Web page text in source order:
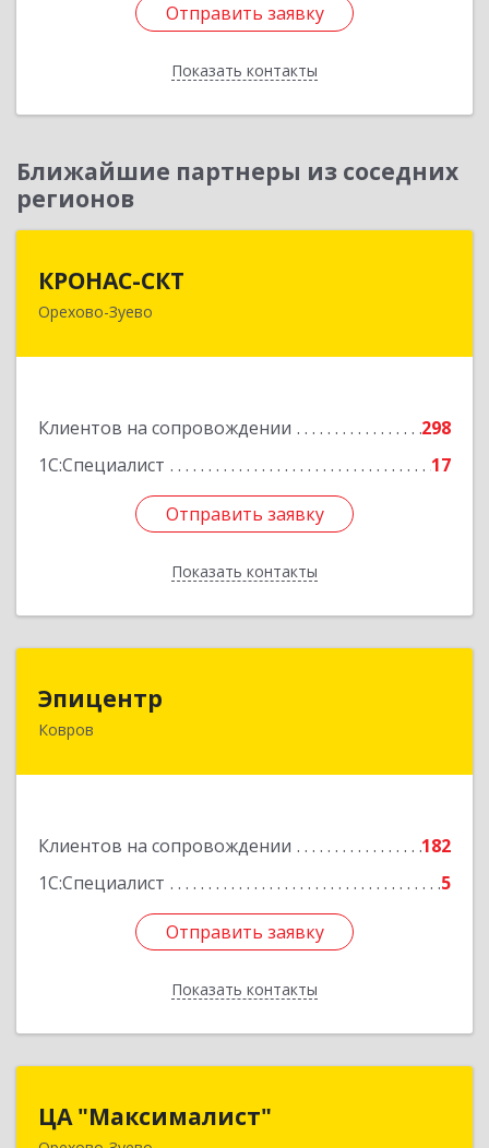
Отправить заявку
Показать контакты
Отправить заявку
Назад
Ближайшие партнеры из соседних
регионов
КРОНАС-СКТ
Орехово-Зуево
Клиентов на сопровождении
298
1С:Специалист
17
Отправить заявку
Показать контакты
142600, Московская обл, Орехово-Зуево г,
Отправить заявку
Назад
Эпицентр
Ковров
Клиентов на сопровождении
182
1С:Специалист
5
Отправить заявку
Показать контакты
601900, Владимирская обл, Ковров г, Барсукова
Отправить заявку
Назад
ЦА "Максималист"